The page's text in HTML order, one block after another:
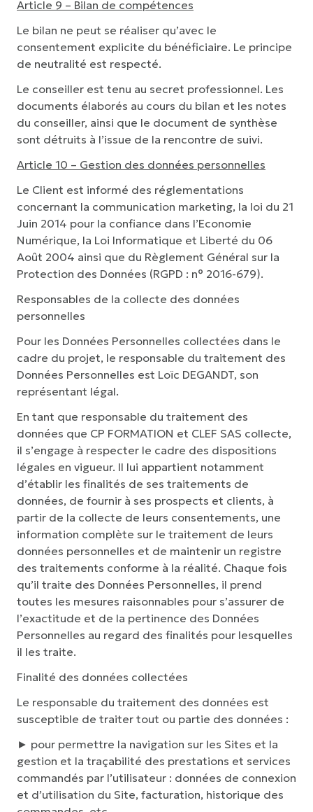
Article 9 – Bilan de compétences
Le bilan ne peut se réaliser qu’avec le
consentement explicite du bénéficiaire. Le principe
de neutralité est respecté.
Le conseiller est tenu au secret professionnel. Les
documents élaborés au cours du bilan et les notes
du conseiller, ainsi que le document de synthèse
sont détruits à l’issue de la rencontre de suivi.
Article 10 – Gestion des données personnelles
Le Client est informé des réglementations
concernant la communication marketing, la loi du 21
Juin 2014 pour la confiance dans l’Economie
Numérique, la Loi Informatique et Liberté du 06
Août 2004 ainsi que du Règlement Général sur la
Protection des Données (RGPD : n° 2016-679).
Responsables de la collecte des données
personnelles
Pour les Données Personnelles collectées dans le
cadre du projet, le responsable du traitement des
Données Personnelles est Loïc DEGANDT, son
représentant légal.
En tant que responsable du traitement des
données que CP FORMATION et CLEF SAS collecte,
il s’engage à respecter le cadre des dispositions
légales en vigueur. Il lui appartient notamment
d’établir les finalités de ses traitements de
données, de fournir à ses prospects et clients, à
partir de la collecte de leurs consentements, une
information complète sur le traitement de leurs
données personnelles et de maintenir un registre
des traitements conforme à la réalité. Chaque fois
qu’il traite des Données Personnelles, il prend
toutes les mesures raisonnables pour s’assurer de
l’exactitude et de la pertinence des Données
Personnelles au regard des finalités pour lesquelles
il les traite.
Finalité des données collectées
Le responsable du traitement des données est
susceptible de traiter tout ou partie des données :
► pour permettre la navigation sur les Sites et la
gestion et la traçabilité des prestations et services
commandés par l’utilisateur : données de connexion
et d’utilisation du Site, facturation, historique des